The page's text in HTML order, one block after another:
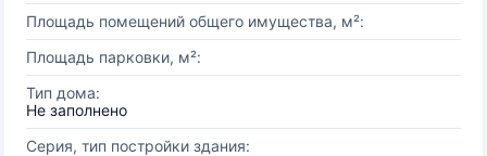
Площадь помещений общего имущества, м²:
Площадь парковки, м²:
Тип дома:
Не заполнено
Серия, тип постройки здания: